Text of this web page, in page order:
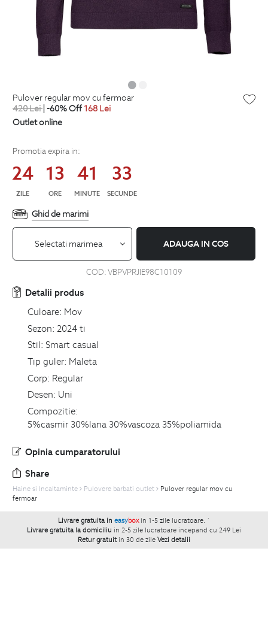
pulover regular mov cu fermoar
420Lei| -60% Off 168 Lei
Outlet online
Promotia expira in:
24
ZILE
13
ORE
41
MINUTE
33
SECUNDE
Ghid de marimi
Selectati marimea ADAUGA IN COS
COD:VBPVPRJIE98C10109
Detalii produs
Culoare: Mov
Sezon: 2024 ti
Stil: Smart casual
Tip guler: Maleta
Corp: Regular
Desen: Uni
Compozitie:
5%casmir 30%lana 30%vascoza 35%poliamida
Opinia cumparatorului
Share
Haine si Incaltaminte Pulovere barbati outlet
Pulover regular mov cu
fermoar
Livrare gratuita in easybox in 1-5 zile lucratoare. `
Livrare gratuita la domiciliu in 2-5 zile lucratoare incepand cu 249 Lei
Retur gratuit in 30 de zile Vezi detalii